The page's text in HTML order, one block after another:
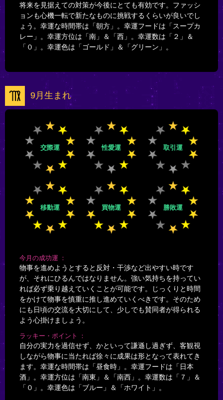
将来を見据えての対策が今後にとても有効です。ファッシ
ョンも心機一転で新たなものに挑戦するくらいが良いでし
ょう。幸運な時間帯は「朝方」。幸運フードは「スープカ
レー」。幸運方位は「南」＆「西」。幸運数は「２」＆
「０」。幸運色は「ゴールド」＆「グリーン」。
9月生まれ
交際運 性愛運 取引運
移動運 買物運 勝敗運
今月の成功運
物事を進めようとすると反対・干渉など出やすい時です
が、それにひるんではなりません。強い気持ちを持ってい
れば必ず乗り越えていくことが可能です。じっくりと時間
をかけて物事を慎重に推し進めていくべきです。そのため
にも日頃の交流を大切にして、少しでも賛同者が得られる
よう心掛けましょう。
ラッキー・ポイント
自分の実力を過信せず、かといって謙遜し過ぎず、客観視
しながら物事に当たれば徐々に成果は形となって表れてき
ます。幸運な時間帯は「昼食時」。幸運フードは「日本
酒」。幸運方位は「南東」＆「南西」。幸運数は「７」＆
「０」。幸運色は「ブルー」＆「ホワイト」。